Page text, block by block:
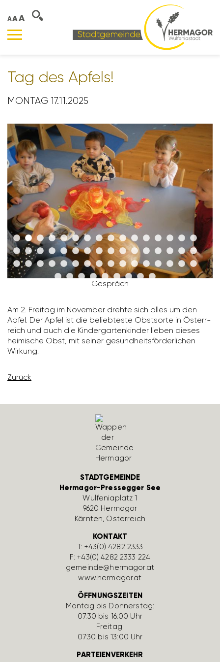
AAA
Tag des Apfels!
MONTAG 17.11.2025
Gespräch
Am 2. Freitag im November drehte sich alles um den
Apfel. Der Apfel ist die belieb­teste Obst­sorte in Österr­
reich und auch die Kinder­gar­ten­kinder lieben dieses
heimi­sche Obst, mit seiner gesund­heits­för­der­li­chen
Wirkung.
Zurück
STADTGEMEINDE
Hermagor-Pressegger See
Wulfe­nia­platz 1
9620 Hermagor
Kärnten, Öster­reich
KONTAKT
T:+43(0) 4282 2333
F: +43(0) 4282 2333 224
gemeinde@hermagor.at
www.hermagor.at
ÖFFNUNGSZEITEN
Montag bis Donnerstag:
07:30 bis 16:00 Uhr
Freitag:
07:30 bis 13:00 Uhr
PARTEIENVERKEHR